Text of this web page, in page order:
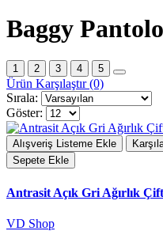
Baggy
1 2 3 4 5
Ürün Karşılaştır (0)
Sırala:
Göster:
Alışveriş Listeme Ekle
Sepete Ekle
Antrasit Açık Gri Ağırlık
VD Shop